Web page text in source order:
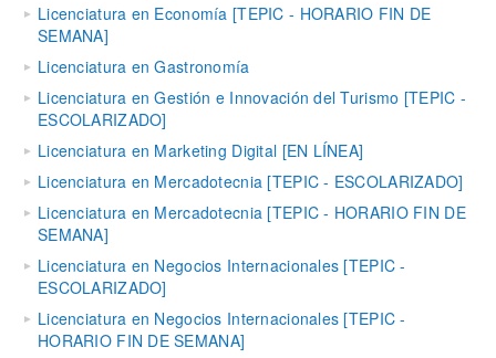
Licenciatura en Economía [TEPIC - HORARIO FIN DE
SEMANA]
Licenciatura en Gastronomía
Licenciatura en Gestión e Innovación del Turismo [TEPIC -
ESCOLARIZADO]
Licenciatura en Marketing Digital [EN LÍNEA]
Licenciatura en Mercadotecnia [TEPIC - ESCOLARIZADO]
Licenciatura en Mercadotecnia [TEPIC - HORARIO FIN DE
SEMANA]
Licenciatura en Negocios Internacionales [TEPIC -
ESCOLARIZADO]
Licenciatura en Negocios Internacionales [TEPIC -
HORARIO FIN DE SEMANA]